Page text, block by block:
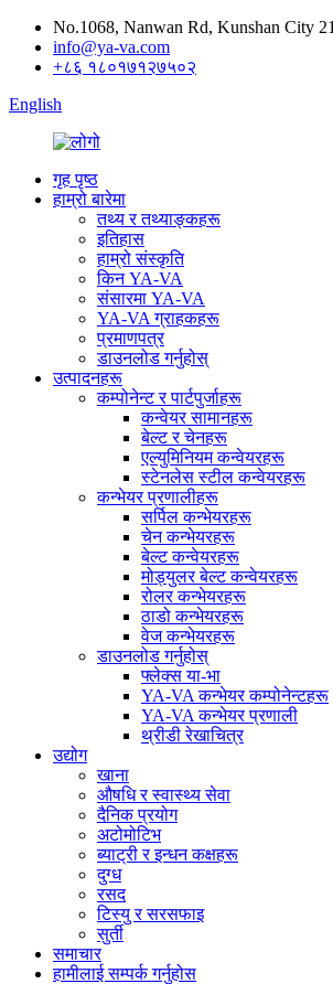
No.1068, Nanwan Rd, Kunshan City
info@ya-va.com
+८६ १८०१७१२७५०२
English
गृह पृष्ठ
हाम्रो बारेमा
तथ्य र तथ्याङ्कहरू
इतिहास
हाम्रो संस्कृति
किन YA-VA
संसारमा YA-VA
YA-VA ग्राहकहरू
प्रमाणपत्र
डाउनलोड गर्नुहोस्
उत्पादनहरू
कम्पोनेन्ट र पार्टपुर्जाहरू
कन्वेयर सामानहरू
बेल्ट र चेनहरू
एल्युमिनियम कन्वेयरहरू
स्टेनलेस स्टील कन्वेयरहरू
कन्भेयर प्रणालीहरू
सर्पिल कन्भेयरहरू
चेन कन्भेयरहरू
बेल्ट कन्वेयरहरू
मोड्युलर बेल्ट कन्वेयरहरू
रोलर कन्भेयरहरू
ठाडो कन्भेयरहरू
वेज कन्भेयरहरू
डाउनलोड गर्नुहोस्
फ्लेक्स या-भा
YA-VA कन्भेयर कम्पोनेन्टहरू
YA-VA कन्भेयर प्रणाली
थ्रीडी रेखाचित्र
उद्योग
खाना
औषधि र स्वास्थ्य सेवा
दैनिक प्रयोग
अटोमोटिभ
ब्याट्री र इन्धन कक्षहरू
दुग्ध
रसद
टिस्यु र सरसफाइ
सुर्ती
समाचार
हामीलाई सम्पर्क गर्नुहोस